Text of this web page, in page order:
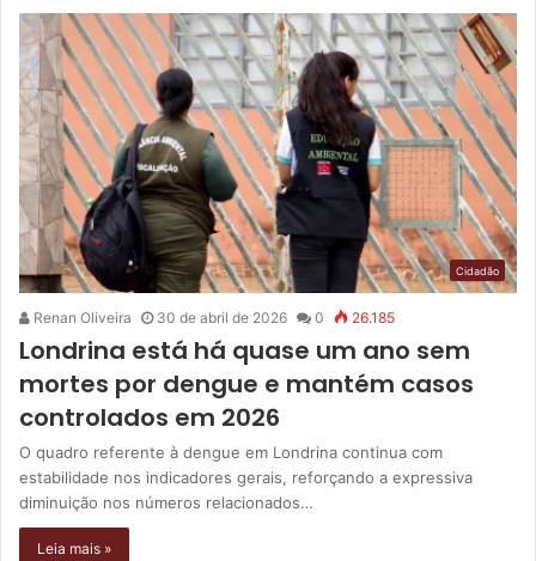
Cidadão
Renan Oliveira 30 de abril de 2026 0 26.185
Londrina está há quase um ano sem
mortes por dengue e mantém casos
controlados em 2026
O quadro referente à dengue em Londrina continua com
estabilidade nos indicadores gerais, reforçando a expressiva
diminuição nos números relacionados…
Leia mais »